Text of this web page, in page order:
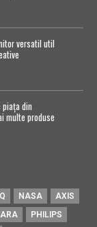
versatil util
piața din
multe produse
NASA
AXIS
PHILIPS